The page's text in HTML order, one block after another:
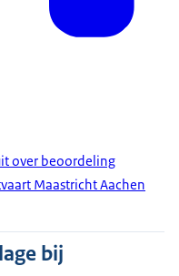
over beoordeling
Maastricht Aachen
bij